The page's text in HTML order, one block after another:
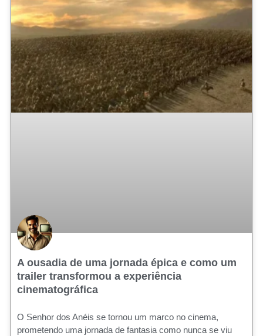
A ousadia de uma jornada épica e como um
trailer transformou a experiência
cinematográfica
O Senhor dos Anéis se tornou um marco no cinema,
prometendo uma jornada de fantasia como nunca se viu